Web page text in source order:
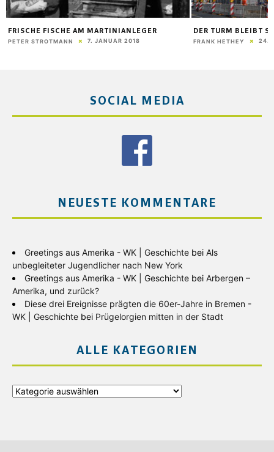
FRISCHE FISCHE AM MARTINIANLEGER
PETER STROTMANN 7. JANUAR 2018
DER TURM BLEIBT
FRANK HETHEY 24.
SOCIAL MEDIA
NEUESTE KOMMENTARE
Greetings aus Amerika - WK | Geschichte bei Als
unbegleiteter Jugendlicher nach New York
Greetings aus Amerika - WK | Geschichte bei Arbergen –
Amerika, und zurück?
Diese drei Ereignisse prägten die 60er-Jahre in Bremen -
WK | Geschichte bei Prügelorgien mitten in der Stadt
ALLE KATEGORIEN
Alle